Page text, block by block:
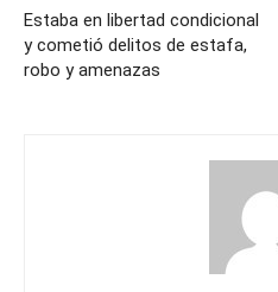
Estaba en libertad condicional
y cometió delitos de estafa,
robo y amenazas